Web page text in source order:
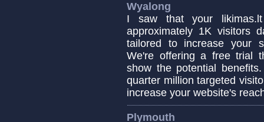
Wyalong
I saw that your
approximately 1K visitors
tailored to increase your
We're offering a free trial
show the potential
quarter million targeted
increase your website's
Plymouth